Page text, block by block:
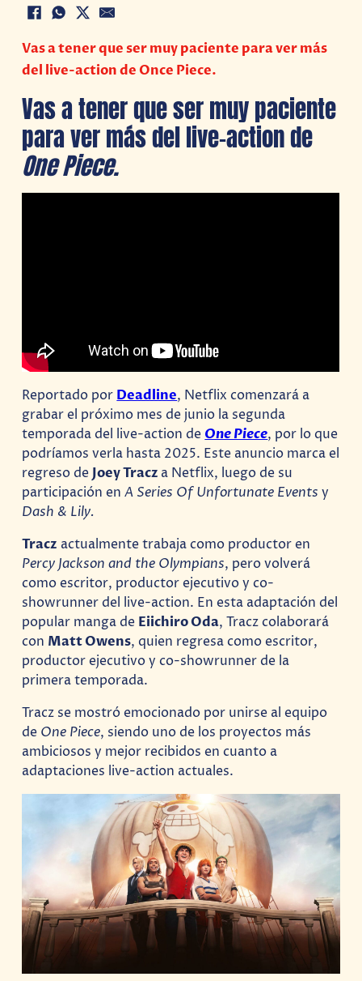
Vas a tener que ser muy paciente para ver más
del live-action de Once Piece.
Vas a tener que ser muy paciente
para ver más del live-action de
One Piece.
Reportado por Deadline, Netflix comenzará a
grabar el próximo mes de junio la segunda
temporada del live-action de One Piece, por lo que
podríamos verla hasta 2025. Este anuncio marca el
regreso de Joey Tracz a Netflix, luego de su
participación en A Series Of Unfortunate Eventsy
Dash & Lily.
Tracz actualmente trabaja como productor en
Percy Jackson and the Olympians, pero volverá
como escritor, productor ejecutivo y co-
showrunner del live-action. En esta adaptación del
popular manga de Eiichiro Oda, Tracz colaborará
con Matt Owens, quien regresa como escritor,
productor ejecutivo y co-showrunner de la
primera temporada.
Tracz se mostró emocionado por unirse al equipo
de One Piece, siendo uno de los proyectos más
ambiciosos y mejor recibidos en cuanto a
adaptaciones live-action actuales.